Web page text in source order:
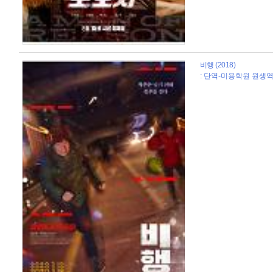
비행 (2018)
: 단역-미용학원 원생역